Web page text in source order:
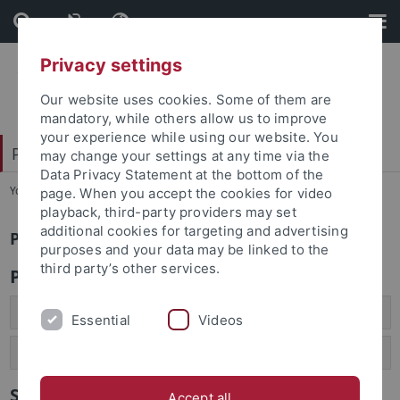
Skip
to
content
Skip
to
footer
Philosophische Fakultät
You are here: Startseite ... Preise und Stipendien
Preise und Stipendien
Preise
Förderpreis der Prof. Dr. Friedrich Schubel-Stiftung
Stipendien
Privacy settings
Our website uses cookies. Some of them are
mandatory, while others allow us to improve
your experience while using our website. You
may change your settings at any time via the
Data Privacy Statement at the bottom of the
page. When you accept the cookies for video
playback, third-party providers may set
additional cookies for targeting and advertising
purposes and your data may be linked to the
third party’s other services.
Essential Videos